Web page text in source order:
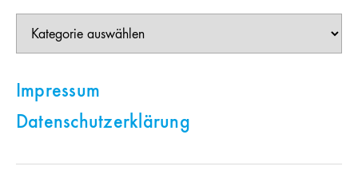
Impressum
Datenschutzerklärung